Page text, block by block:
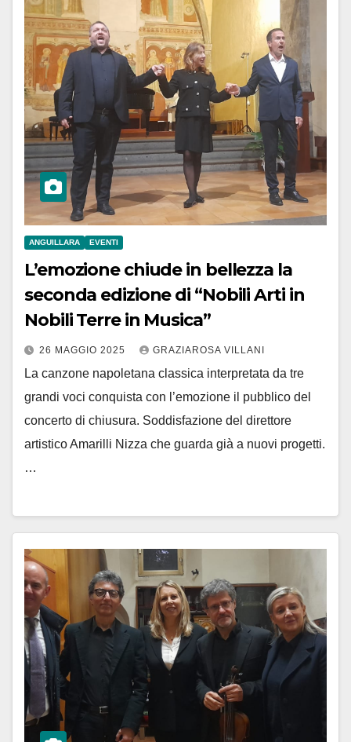
ANGUILLARA EVENTI
L’emozione chiude in bellezza la
seconda edizione di “Nobili Arti in
Nobili Terre in Musica”
26 MAGGIO 2025 GRAZIAROSA VILLANI
La canzone napoletana classica interpretata da tre
grandi voci conquista con l’emozione il pubblico del
concerto di chiusura. Soddisfazione del direttore
artistico Amarilli Nizza che guarda già a nuovi progetti.
…